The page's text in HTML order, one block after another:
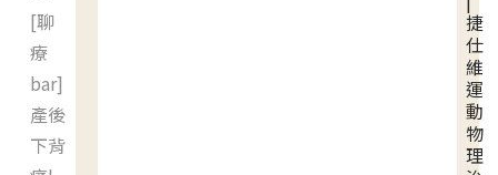
[聊
療
bar]
產後
下背
捷
仕
維
運
動
物
理